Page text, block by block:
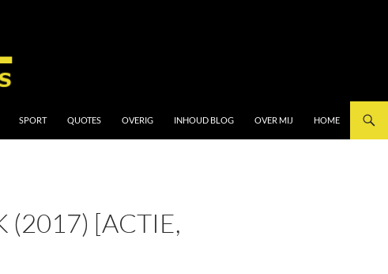
SPORT QUOTES OVERIG INHOUD BLOG OVER MIJ HOME
(2017) [ACTIE,